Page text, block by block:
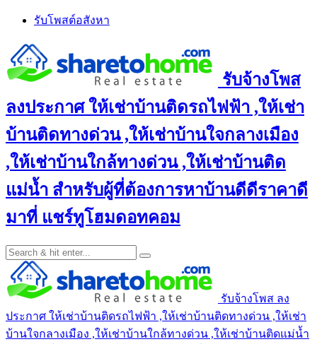
Skip
content
รับโพสต์อสังหา
รับจ้างโพส
ลงประกาศ ให้เช่าบ้านติดรถไฟฟ้า ,ให้เช่า
บ้านติดทางด่วน ,ให้เช่าบ้านใจกลางเมือง
,ให้เช่าบ้านใกล้ทางด่วน ,ให้เช่าบ้านติด
แม่น้ำ สำหรับผู้ที่ต้องการหาบ้านดีดีราคาดี
มาที่ แชร์ทูโฮมดอทคอม
รับจ้างโพส ลง
ประกาศ ให้เช่าบ้านติดรถไฟฟ้า ,ให้เช่าบ้านติดทางด่วน ,ให้เช่า
บ้านใจกลางเมือง ,ให้เช่าบ้านใกล้ทางด่วน ,ให้เช่าบ้านติดแม่น้ำ